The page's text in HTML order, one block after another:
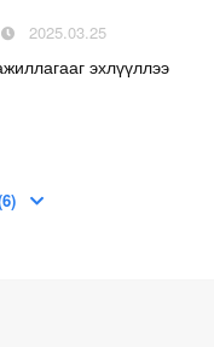
2025.03.25
эхлүүллээ